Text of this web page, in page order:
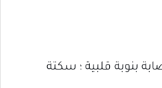
بنوبة قلبية ؛ سكتة